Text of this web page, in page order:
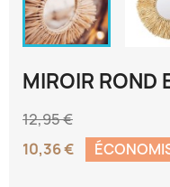
MIROIR ROND
12,95 €
10,36 €